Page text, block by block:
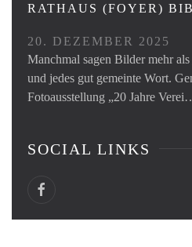
RATHAUS (FOYER)
20. DEZEMBER 2025
Manchmal sagen Bilder mehr
und jedes gut gemeinte Wort.
Fotoausstellung „20 Jahre
SOCIAL LINKS